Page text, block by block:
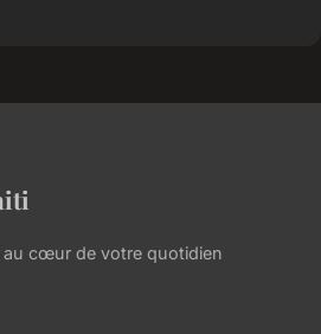
cœur de votre quotidien